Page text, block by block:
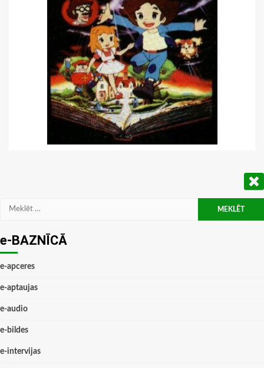
Meklēt:
e-BAZNĪCĀ
e-apceres
e-aptaujas
e-audio
e-bildes
e-intervijas